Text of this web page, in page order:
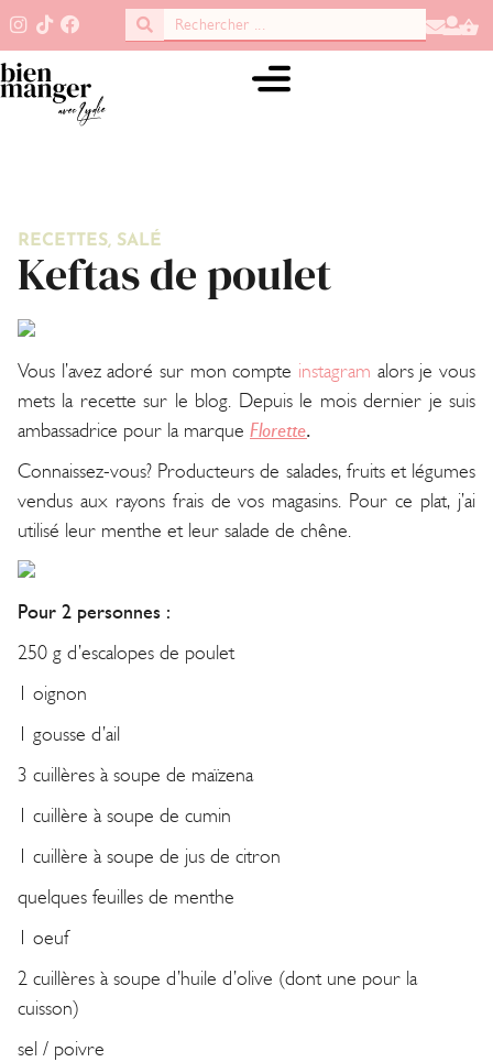
RECETTES, SALÉ
Keftas de poulet
Vous l’avez adoré sur mon compte instagram alors je vous
mets la recette sur le blog. Depuis le mois dernier je suis
ambassadrice pour la marque Florette.
Connaissez-vous? Producteurs de salades, fruits et légumes
vendus aux rayons frais de vos magasins. Pour ce plat, j’ai
utilisé leur menthe et leur salade de chêne.
Pour 2 personnes :
250 g d’escalopes de poulet
1 oignon
1 gousse d’ail
3 cuillères à soupe de maïzena
1 cuillère à soupe de cumin
1 cuillère à soupe de jus de citron
quelques feuilles de menthe
1 oeuf
2 cuillères à soupe d’huile d’olive (dont une pour la
cuisson)
sel / poivre